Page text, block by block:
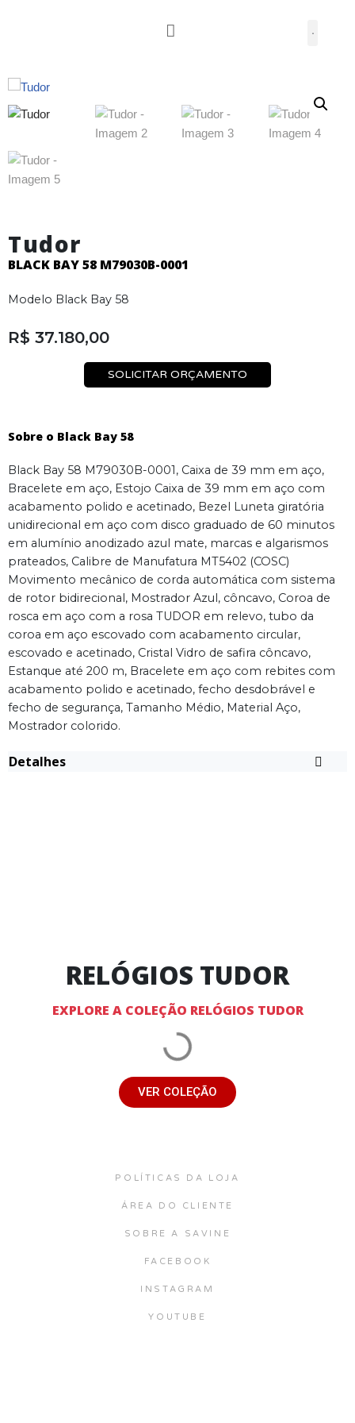
o
Tudor
BLACK BAY 58 M79030B-0001
Modelo Black Bay 58
R$ 37.180,00
SOLICITAR ORÇAMENTO
Sobre o Black Bay 58
Black Bay 58 M79030B-0001, Caixa de 39 mm em aço,
Bracelete em aço, Estojo Caixa de 39 mm em aço com
acabamento polido e acetinado, Bezel Luneta giratória
unidirecional em aço com disco graduado de 60 minutos
em alumínio anodizado azul mate, marcas e algarismos
prateados, Calibre de Manufatura MT5402 (COSC)
Movimento mecânico de corda automática com sistema
de rotor bidirecional, Mostrador Azul, côncavo, Coroa de
rosca em aço com a rosa TUDOR em relevo, tubo da
coroa em aço escovado com acabamento circular,
escovado e acetinado, Cristal Vidro de safira côncavo,
Estanque até 200 m, Bracelete em aço com rebites com
acabamento polido e acetinado, fecho desdobrável e
fecho de segurança, Tamanho Médio, Material Aço,
Mostrador colorido.
Detalhes
RELÓGIOS TUDOR
EXPLORE A COLEÇÃO RELÓGIOS TUDOR
VER COLEÇÃO
POLÍTICAS DA LOJA
ÁREA DO CLIENTE
SOBRE A SAVINE
FACEBOOK
INSTAGRAM
YOUTUBE